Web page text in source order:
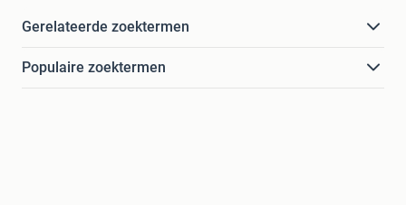
Gerelateerde zoektermen
Populaire zoektermen